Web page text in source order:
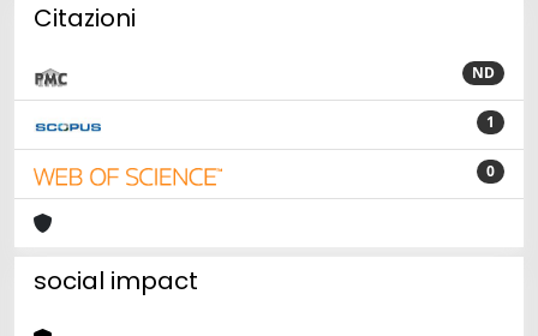
Citazioni
ND
1
0
social impact